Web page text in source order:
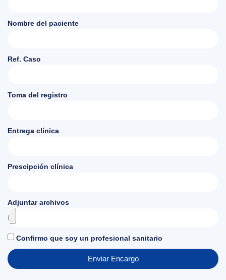
Nombre del paciente
Ref. Caso
Toma del registro
Entrega clínica
Prescipción clínica
Adjuntar archivos
Confirmo que soy un profesional sanitario
Enviar Encargo